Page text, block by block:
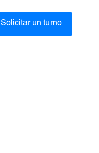
Solicitar un turno